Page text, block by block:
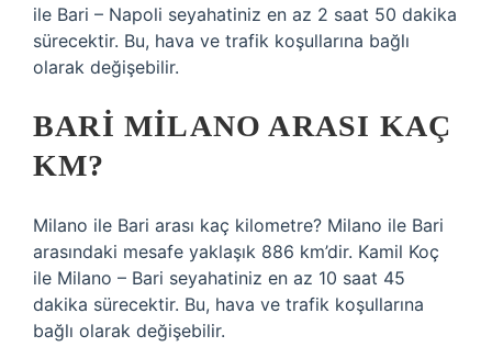
ile Bari – Napoli seyahatiniz en az 2 saat 50 dakika
sürecektir. Bu, hava ve trafik koşullarına bağlı
olarak değişebilir.
BARI MILANO ARASI KAÇ
KM?
Milano ile Bari arası kaç kilometre? Milano ile Bari
arasındaki mesafe yaklaşık 886 km’dir. Kamil Koç
ile Milano – Bari seyahatiniz en az 10 saat 45
dakika sürecektir. Bu, hava ve trafik koşullarına
bağlı olarak değişebilir.